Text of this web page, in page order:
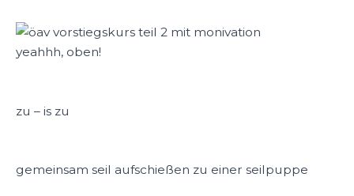
yeahhh, oben!
zu – is zu
gemeinsam seil aufschießen zu einer seilpuppe